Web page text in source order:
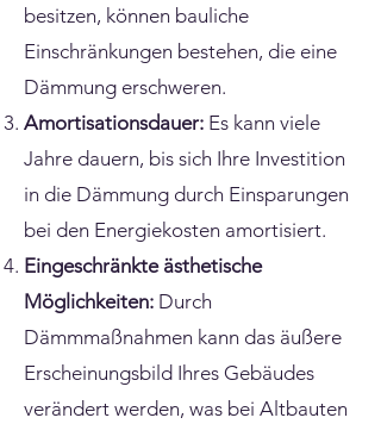
besitzen, können bauliche
Einschränkungen bestehen, die eine
Dämmung erschweren.​
Amortisationsdauer: Es kann viele
Jahre dauern, bis sich Ihre Investition
in die Dämmung durch Einsparungen
bei den Energiekosten amortisiert.​
Eingeschränkte ästhetische
Möglichkeiten: Durch
Dämmmaßnahmen kann das äußere
Erscheinungsbild Ihres Gebäudes
verändert werden, was bei Altbauten